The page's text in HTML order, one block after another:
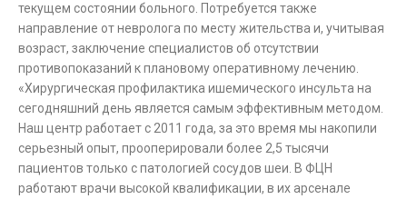
текущем состоянии больного. Потребуется также
направление от невролога по месту жительства и, учитывая
возраст, заключение специалистов об отсутствии
противопоказаний к плановому оперативному лечению.
«Хирургическая профилактика ишемического инсульта на
сегодняшний день является самым эффективным методом.
Наш центр работает с 2011 года, за это время мы накопили
серьезный опыт, прооперировали более 2,5 тысячи
пациентов только с патологией сосудов шеи. В ФЦН
работают врачи высокой квалификации, в их арсенале